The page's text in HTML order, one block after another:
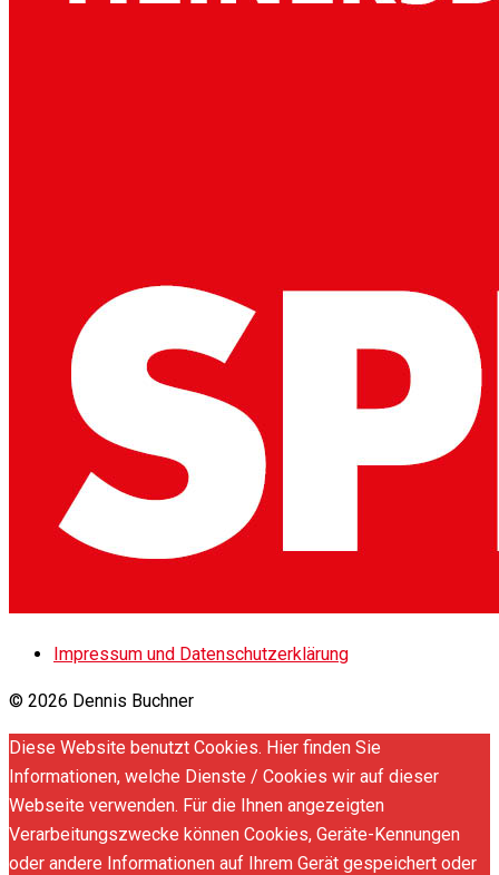
Impressum und Datenschutzerklärung
© 2026 Dennis Buchner
Diese Website benutzt Cookies. Hier finden Sie
Informationen, welche Dienste / Cookies wir auf dieser
Webseite verwenden. Für die Ihnen angezeigten
Verarbeitungszwecke können Cookies, Geräte-Kennungen
oder andere Informationen auf Ihrem Gerät gespeichert oder